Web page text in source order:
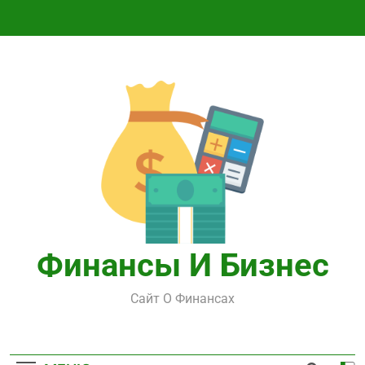
Финансы И Бизнес
Сайт О Финансах